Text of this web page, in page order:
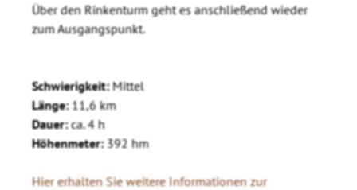
Über den Rinkenturm geht es anschließend wieder
zum Ausgangspunkt.
Schwierigkeit:Mittel
Länge:11,6 km
Dauer:ca. 4 h
Höhenmeter:392 hm
Hier erhalten Sie weitere Informationen zur